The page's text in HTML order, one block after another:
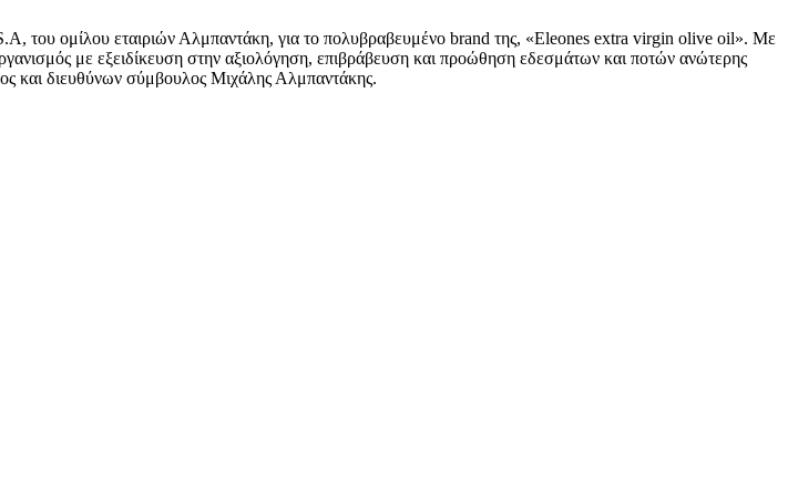
του ομίλου εταιριών Αλμπαντάκη, για το πολυβραβευμένο brand της, «Eleones extra virgin olive oil». Με
με εξειδίκευση στην αξιολόγηση, επιβράβευση και προώθηση εδεσμάτων και ποτών ανώτερης
και διευθύνων σύμβουλος Μιχάλης Αλμπαντάκης.